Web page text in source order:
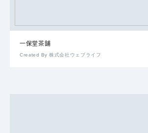
一保堂茶舗
Created By 株式会社ウェブライフ